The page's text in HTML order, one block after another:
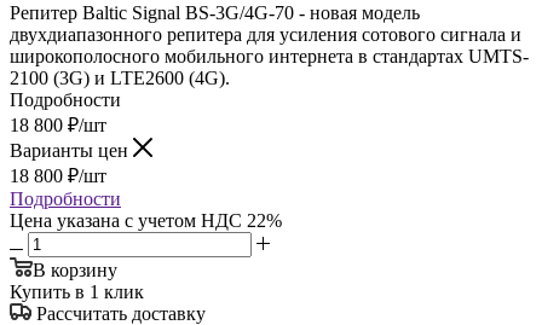
Репитер Baltic Signal BS-3G/4G-70 - новая модель
двухдиапазонного репитера для усиления сотового сигнала и
широкополосного мобильного интернета в стандартах UMTS-
2100 (3G) и LTE2600 (4G).
Подробности
18 800 ₽/шт
Варианты цен
18 800 ₽/шт
Подробности
Цена указана с учетом НДС 22%
В корзину
Купить в 1 клик
Рассчитать доставку